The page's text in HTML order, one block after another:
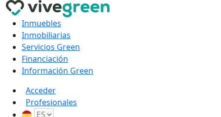
Inmuebles
Inmobiliarias
Servicios Green
Financiación
Información Green
Acceder
Profesionales